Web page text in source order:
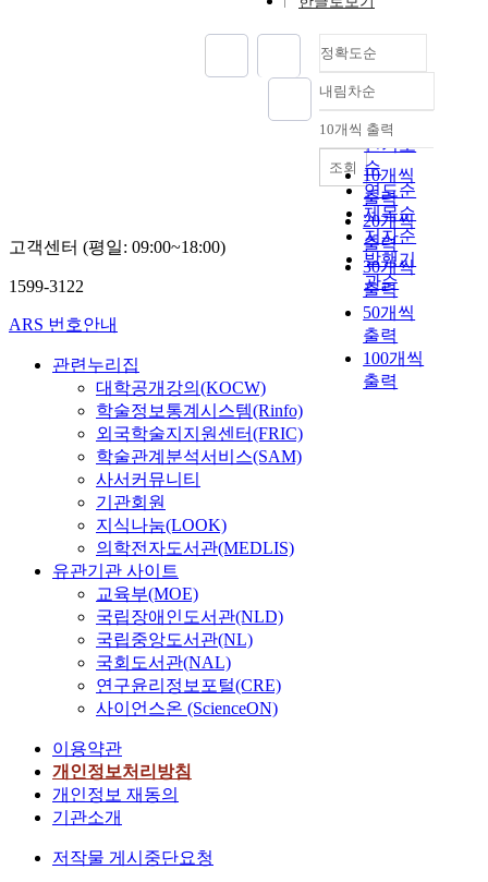
정확도순
정확도
순
인기도
순
연도순
제목순
저자순
발행기
관순
내림차순
내림차순
10개씩 출력
10개씩
출력
20개씩
출력
30개씩
출력
50개씩
출력
100개씩
출력
조회
고객센터 (평일: 09:00~18:00)
1599-3122
ARS 번호안내
관련누리집
대학공개강의(KOCW)
학술정보통계시스템(Rinfo)
외국학술지지원센터(FRIC)
학술관계분석서비스(SAM)
사서커뮤니티
기관회원
지식나눔(LOOK)
의학전자도서관(MEDLIS)
유관기관 사이트
교육부(MOE)
국립장애인도서관(NLD)
국립중앙도서관(NL)
국회도서관(NAL)
연구윤리정보포털(CRE)
사이언스온 (ScienceON)
이용약관
개인정보처리방침
개인정보 재동의
기관소개
저작물 게시중단요청